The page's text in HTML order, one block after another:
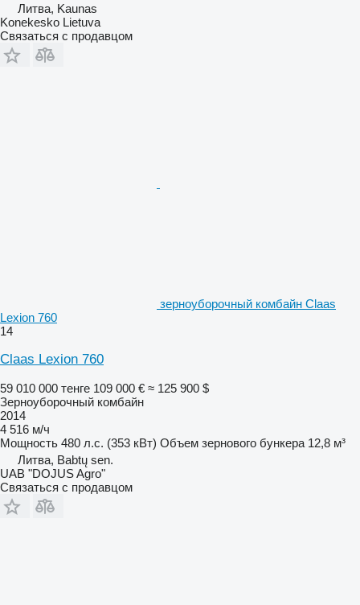
Литва, Kaunas
Konekesko Lietuva
Связаться с продавцом
зерноуборочный комбайн Claas
Lexion 760
14
Claas Lexion 760
59 010 000 тенге 109 000 € ≈ 125 900 $
Зерноуборочный комбайн
2014
4 516 м/ч
Мощность 480 л.с. (353 кВт) Объем зернового бункера 12,8 м³
Литва, Babtų sen.
UAB "DOJUS Agro"
Связаться с продавцом